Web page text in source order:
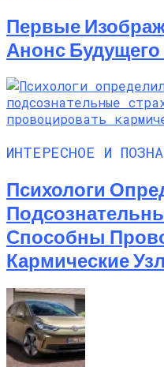
Первые
Анонс
ИНТЕРЕСНОЕ И
Психологи
Способны
Кармические